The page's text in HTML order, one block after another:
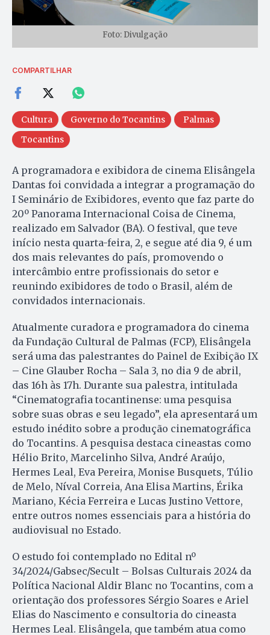
Foto: Divulgação
COMPARTILHAR
Cultura Governo do Tocantins
Palmas
Tocantins
A programadora e exibidora de cinema Elisângela
Dantas foi convidada a integrar a programação do
I Seminário de Exibidores, evento que faz parte do
20º Panorama Internacional Coisa de Cinema,
realizado em Salvador (BA). O festival, que teve
início nesta quarta-feira, 2, e segue até dia 9, é um
dos mais relevantes do país, promovendo o
intercâmbio entre profissionais do setor e
reunindo exibidores de todo o Brasil, além de
convidados internacionais.
Atualmente curadora e programadora do cinema
da Fundação Cultural de Palmas (FCP), Elisângela
será uma das palestrantes do Painel de Exibição IX
– Cine Glauber Rocha – Sala 3, no dia 9 de abril,
das 16h às 17h. Durante sua palestra, intitulada
“Cinematografia tocantinense: uma pesquisa
sobre suas obras e seu legado”, ela apresentará um
estudo inédito sobre a produção cinematográfica
do Tocantins. A pesquisa destaca cineastas como
Hélio Brito, Marcelinho Silva, André Araújo,
Hermes Leal, Eva Pereira, Monise Busquets, Túlio
de Melo, Níval Correia, Ana Elisa Martins, Érika
Mariano, Kécia Ferreira e Lucas Justino Vettore,
entre outros nomes essenciais para a história do
audiovisual no Estado.
O estudo foi contemplado no Edital nº
34/2024/Gabsec/Secult – Bolsas Culturais 2024 da
Política Nacional Aldir Blanc no Tocantins, com a
orientação dos professores Sérgio Soares e Ariel
Elias do Nascimento e consultoria do cineasta
Hermes Leal. Elisângela, que também atua como